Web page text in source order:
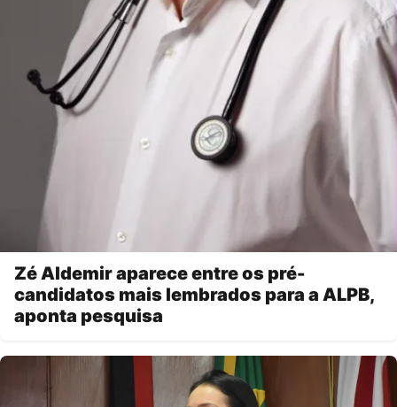
Zé Aldemir aparece entre os pré-
candidatos mais lembrados para a ALPB,
aponta pesquisa